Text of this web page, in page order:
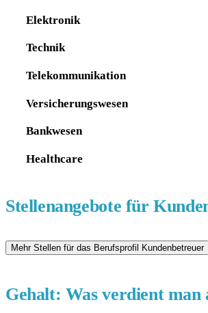
Elektronik
Technik
Telekommunikation
Versicherungswesen
Bankwesen
Healthcare
Stellenangebote für
Gehalt: Was verdient man